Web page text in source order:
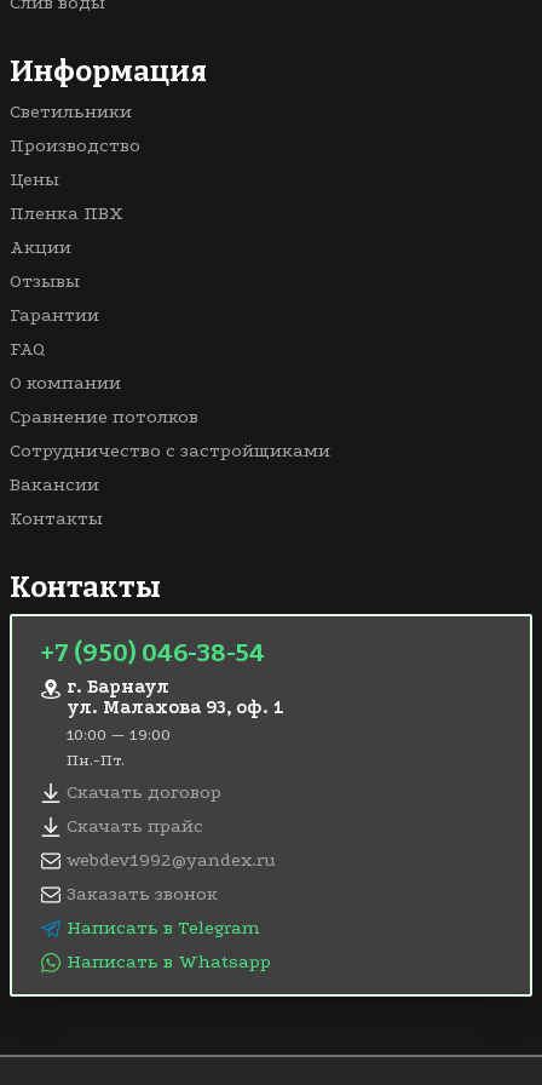
В комнату
Многоуровневые
Со световыми линиями
Информация
Светильники
Производство
Цены
Пленка ПВХ
Акции
Отзывы
Гарантии
FAQ
О компании
Сравнение потолков
Сотрудничество с застройщиками
Вакансии
Контакты
Контакты
+7 (950) 046-38-54
г. Барнаул
ул. Малахова 93, оф. 1
10:00 — 19:00
Пн.-Пт.
Скачать договор
Скачать прайс
webdev1992@yandex.ru
Заказать звонок
Написать в Telegram
Написать в Whatsapp